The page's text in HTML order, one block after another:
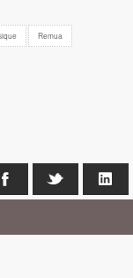
Remua
Facebook